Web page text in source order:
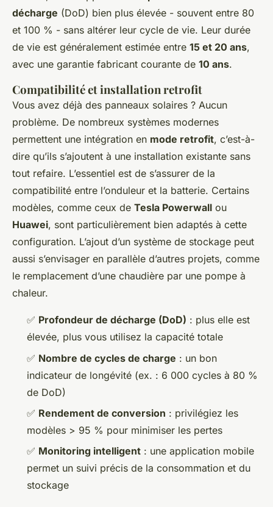
décharge (DoD) bien plus élevée - souvent entre 80
et 100 % - sans altérer leur cycle de vie. Leur durée
de vie est généralement estimée entre 15 et 20 ans,
avec une garantie fabricant courante de 10 ans.
Compatibilité et installation retrofit
Vous avez déjà des panneaux solaires ? Aucun
problème. De nombreux systèmes modernes
permettent une intégration en mode retrofit, c’est-à-
dire qu’ils s’ajoutent à une installation existante sans
tout refaire. L’essentiel est de s’assurer de la
compatibilité entre l’onduleur et la batterie. Certains
modèles, comme ceux de Tesla Powerwall ou
Huawei, sont particulièrement bien adaptés à cette
configuration. L’ajout d’un système de stockage peut
aussi s’envisager en parallèle d’autres projets, comme
le remplacement d’une chaudière par une pompe à
chaleur.
✅ Profondeur de décharge (DoD) : plus elle est
élevée, plus vous utilisez la capacité totale
✅ Nombre de cycles de charge : un bon
indicateur de longévité (ex. : 6 000 cycles à 80 %
de DoD)
✅ Rendement de conversion : privilégiez les
modèles > 95 % pour minimiser les pertes
✅ Monitoring intelligent : une application mobile
permet un suivi précis de la consommation et du
stockage